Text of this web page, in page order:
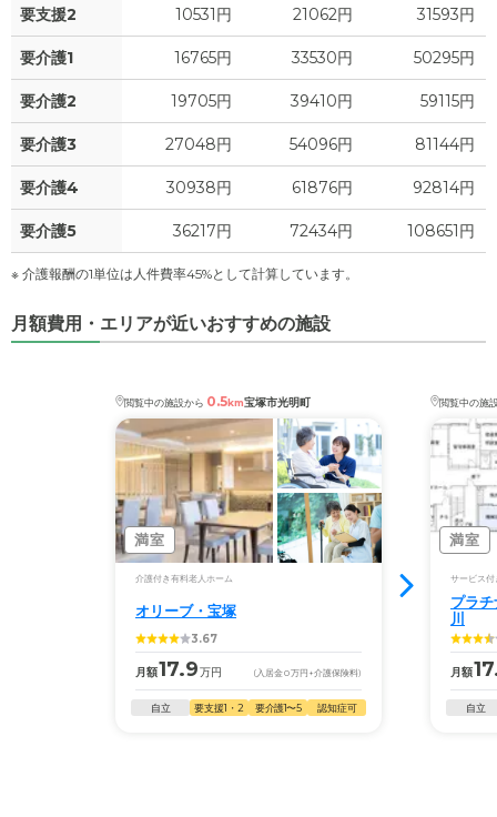
水道・光熱費 0
上乗せ介護費 ? 0 万円
その他 0 万円
介護保険料 -
要支援2 10531円 21062円 31593円
要介護1 16765円 33530円 50295円
要介護2 19705円 39410円 59115円
要介護3 27048円 54096円 81144円
要介護4 30938円 61876円 92814円
要介護5 36217円 72434円 108651円
※ 介護報酬の1単位は人件費率45%として計算しています。
月額費用・エリアが近いおすすめの施設
閲覧中の施設から 0.5km宝塚市光明町
満室
介護付き有料老人ホーム
オリーブ・宝塚
3.67
月額17.9万円 (入居金0万円 +介護保険料)
自立 要支援1・2 要介護1〜5 認知症可
閲覧中の施
満室
サービス付
プラ
川
月額
自立